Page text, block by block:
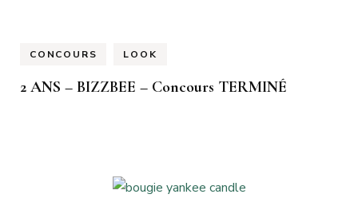
CONCOURS LOOK
2 ANS – BIZZBEE – Concours TERMINÉ